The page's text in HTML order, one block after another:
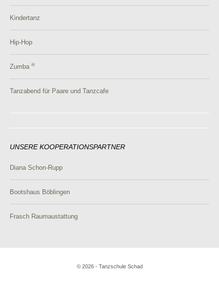
Kindertanz
Hip-Hop
Zumba ®
Tanzabend für Paare und Tanzcafe
UNSERE KOOPERATIONSPARTNER
Diana Schon-Rupp
Bootshaus Böblingen
Frasch Raumaustattung
© 2026 - Tanzschule Schad